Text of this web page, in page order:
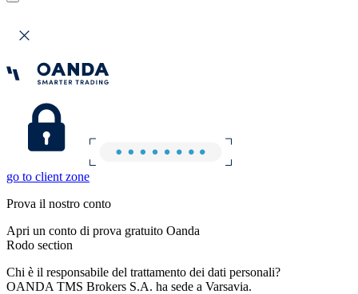
go to client zone
Prova il nostro conto
Apri un conto di prova gratuito Oanda
Rodo section
Chi è il responsabile del trattamento dei dati personali?
OANDA TMS Brokers S.A. ha sede a Varsavia.